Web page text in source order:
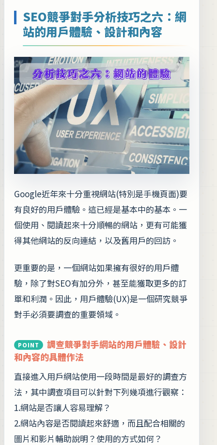
SEO競爭對手分析技巧之六：網
站的用戶體驗、設計和內容
Google近年來十分重視網站(特別是手機頁面)要
有良好的用戶體驗。這已經是基本中的基本。一
個使用、閱讀起來十分順暢的網站，更有可能獲
得其他網站的反向連結，以及舊用戶的回訪。
更重要的是，一個網站如果擁有很好的用戶體
驗，除了對SEO有加分外，甚至能獲取更多的訂
單和利潤。因此，用戶體驗(UX)是一個研究競爭
對手必須要調查的重要領域。
調查競爭對手網站的用戶體驗、設計
和內容的具體作法
直接進入用戶網站使用一段時間是最好的調查方
法，其中調查項目可以針對下列幾項進行觀察：
1.網站是否讓人容易理解？
2.網站內容是否閱讀起來舒適，而且配合相關的
圖片和影片輔助說明？使用的方式如何？